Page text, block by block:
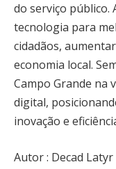
do serviço público.
tecnologia para
cidadãos,
economia local.
Campo Grande na
digital,
inovação e
Autor : Decad Latyr